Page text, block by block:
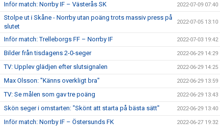
Inför match: Norrby IF – Västerås SK 2022-07-09 07:40
Stolpe ut i Skåne - Norrby utan poäng trots massiv press på
slutet
2022-07-05 13:10
Inför match: Trelleborgs FF – Norrby IF 2022-07-03 19:42
Bilder från tisdagens 2-0-seger 2022-06-29 14:29
TV: Upplev glädjen efter slutsignalen 2022-06-29 14:25
Max Olsson: "Känns overkligt bra" 2022-06-29 13:59
TV: Se målen som gav tre poäng 2022-06-29 13:43
Skön seger i omstarten: "Skönt att starta på bästa sätt" 2022-06-29 13:40
Inför match: Norrby IF – Östersunds FK 2022-06-27 19:32